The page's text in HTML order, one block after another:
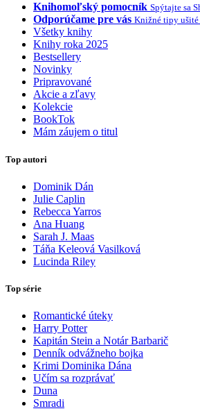
Knihomoľský pomocník Spýtajte sa
Odporúčame pre vás Knižné tipy ušité
Všetky knihy
Knihy roka 2025
Bestsellery
Novinky
Pripravované
Akcie a zľavy
Kolekcie
BookTok
Mám záujem o titul
Top autori
Dominik Dán
Julie Caplin
Rebecca Yarros
Ana Huang
Sarah J. Maas
Táňa Keleová Vasilková
Lucinda Riley
Top série
Romantické úteky
Harry Potter
Kapitán Stein a Notár Barbarič
Denník odvážneho bojka
Krimi Dominika Dána
Učím sa rozprávať
Duna
Smradi